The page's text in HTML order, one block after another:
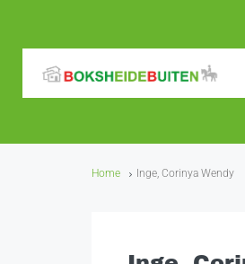
Home Inge, Corinya Wendy